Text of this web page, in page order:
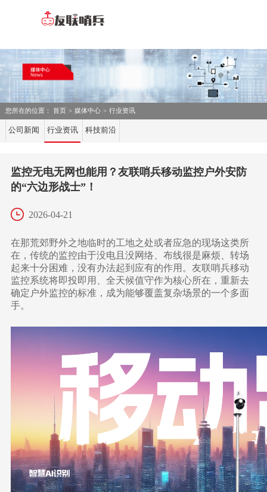
您所在的位置： 首页 > 媒体中心 > 行业资讯
公司新闻 行业资讯 科技前沿
监控无电无网也能用？友联哨兵移动监控户外安防
的“六边形战士”！
2026-04-21
在那荒郊野外之地临时的工地之处或者应急的现场这类所
在，传统的监控由于没电且没网络、布线很是麻烦、转场
起来十分困难，没有办法起到应有的作用。友联哨兵移动
监控系统将即投即用、全天候值守作为核心所在，重新去
确定户外监控的标准，成为能够覆盖复杂场景的一个多面
手。